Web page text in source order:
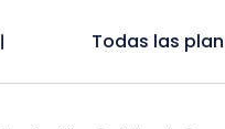
Todas las